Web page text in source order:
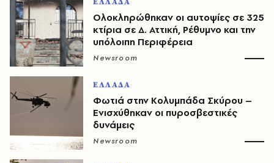
Ολοκληρώθηκαν οι αυτοψίες σε 325
κτίρια σε Δ. Αττική, Ρέθυμνο και την
υπόλοιπη Περιφέρεια
Newsroom
ΕΛΛΑΔΑ
Φωτιά στην Κολυμπάδα Σκύρου –
Ενισχύθηκαν οι πυροσβεστικές
δυνάμεις
Newsroom